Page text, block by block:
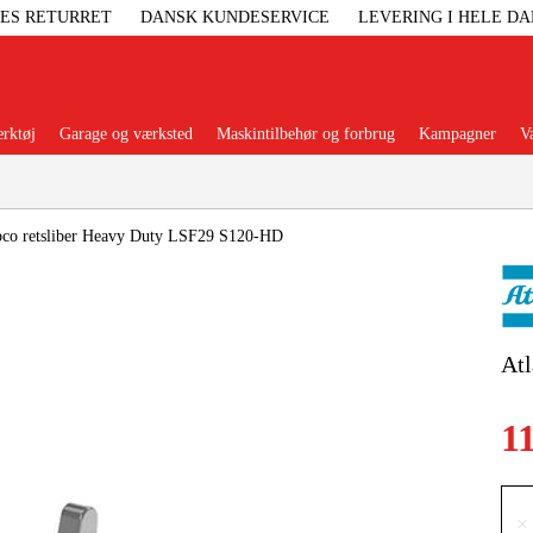
RETURRET DANSK KUNDESERVICE LEVERING I HELE
Garage og værksted Maskintilbehør og forbrug Kampagner
retsliber Heavy Duty LSF29 S120-HD
×